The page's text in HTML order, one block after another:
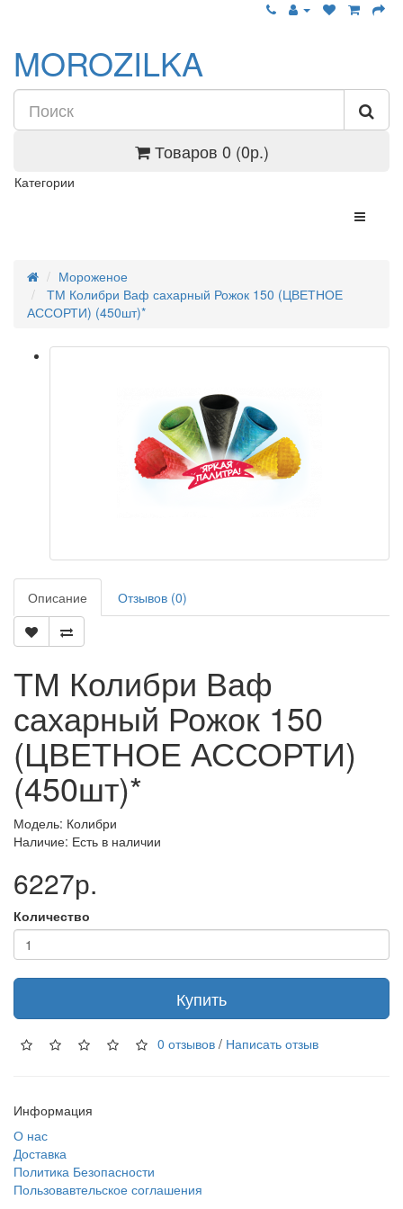
MOROZILKA
Товаров 0 (0р.)
Категории
Мороженое
ТМ Колибри Ваф сахарный Рожок 150 (ЦВЕТНОЕ
АССОРТИ) (450шт)*
Описание Отзывов (0)
ТМ Колибри Ваф
сахарный Рожок 150
(ЦВЕТНОЕ АССОРТИ)
(450шт)*
Модель: Колибри
Наличие: Есть в наличии
6227р.
Количество
Купить
0 отзывов / Написать отзыв
Информация
О нас
Доставка
Политика Безопасности
Пользовавтельское соглашения